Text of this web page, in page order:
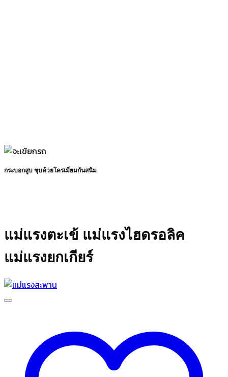
กระบอกสูบ ชุบด้วยโครเมี่ยมกันสนิม
แม่แรงตะเข้ แม่แรงไฮดรอลิค
แม่แรงยกเกียร์